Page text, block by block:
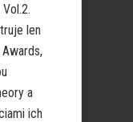
len
a
ich